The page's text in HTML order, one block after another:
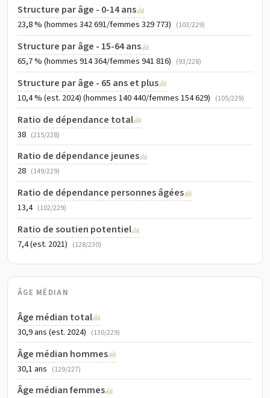
Structure par âge - 0-14 ans
23,8 % (hommes 342 691/femmes 329 773) (103/229)
Structure par âge - 15-64 ans
65,7 % (hommes 914 364/femmes 941 816) (93/228)
Structure par âge - 65 ans et plus
10,4 % (est. 2024) (hommes 140 440/femmes 154 629) (105/229)
Ratio de dépendance total
38 (215/228)
Ratio de dépendance jeunes
28 (149/229)
Ratio de dépendance personnes âgées
13,4 (102/229)
Ratio de soutien potentiel
7,4 (est. 2021) (128/230)
ÂGE MÉDIAN
Âge médian total
30,9 ans (est. 2024) (130/229)
Âge médian hommes
30,1 ans (129/227)
Âge médian femmes